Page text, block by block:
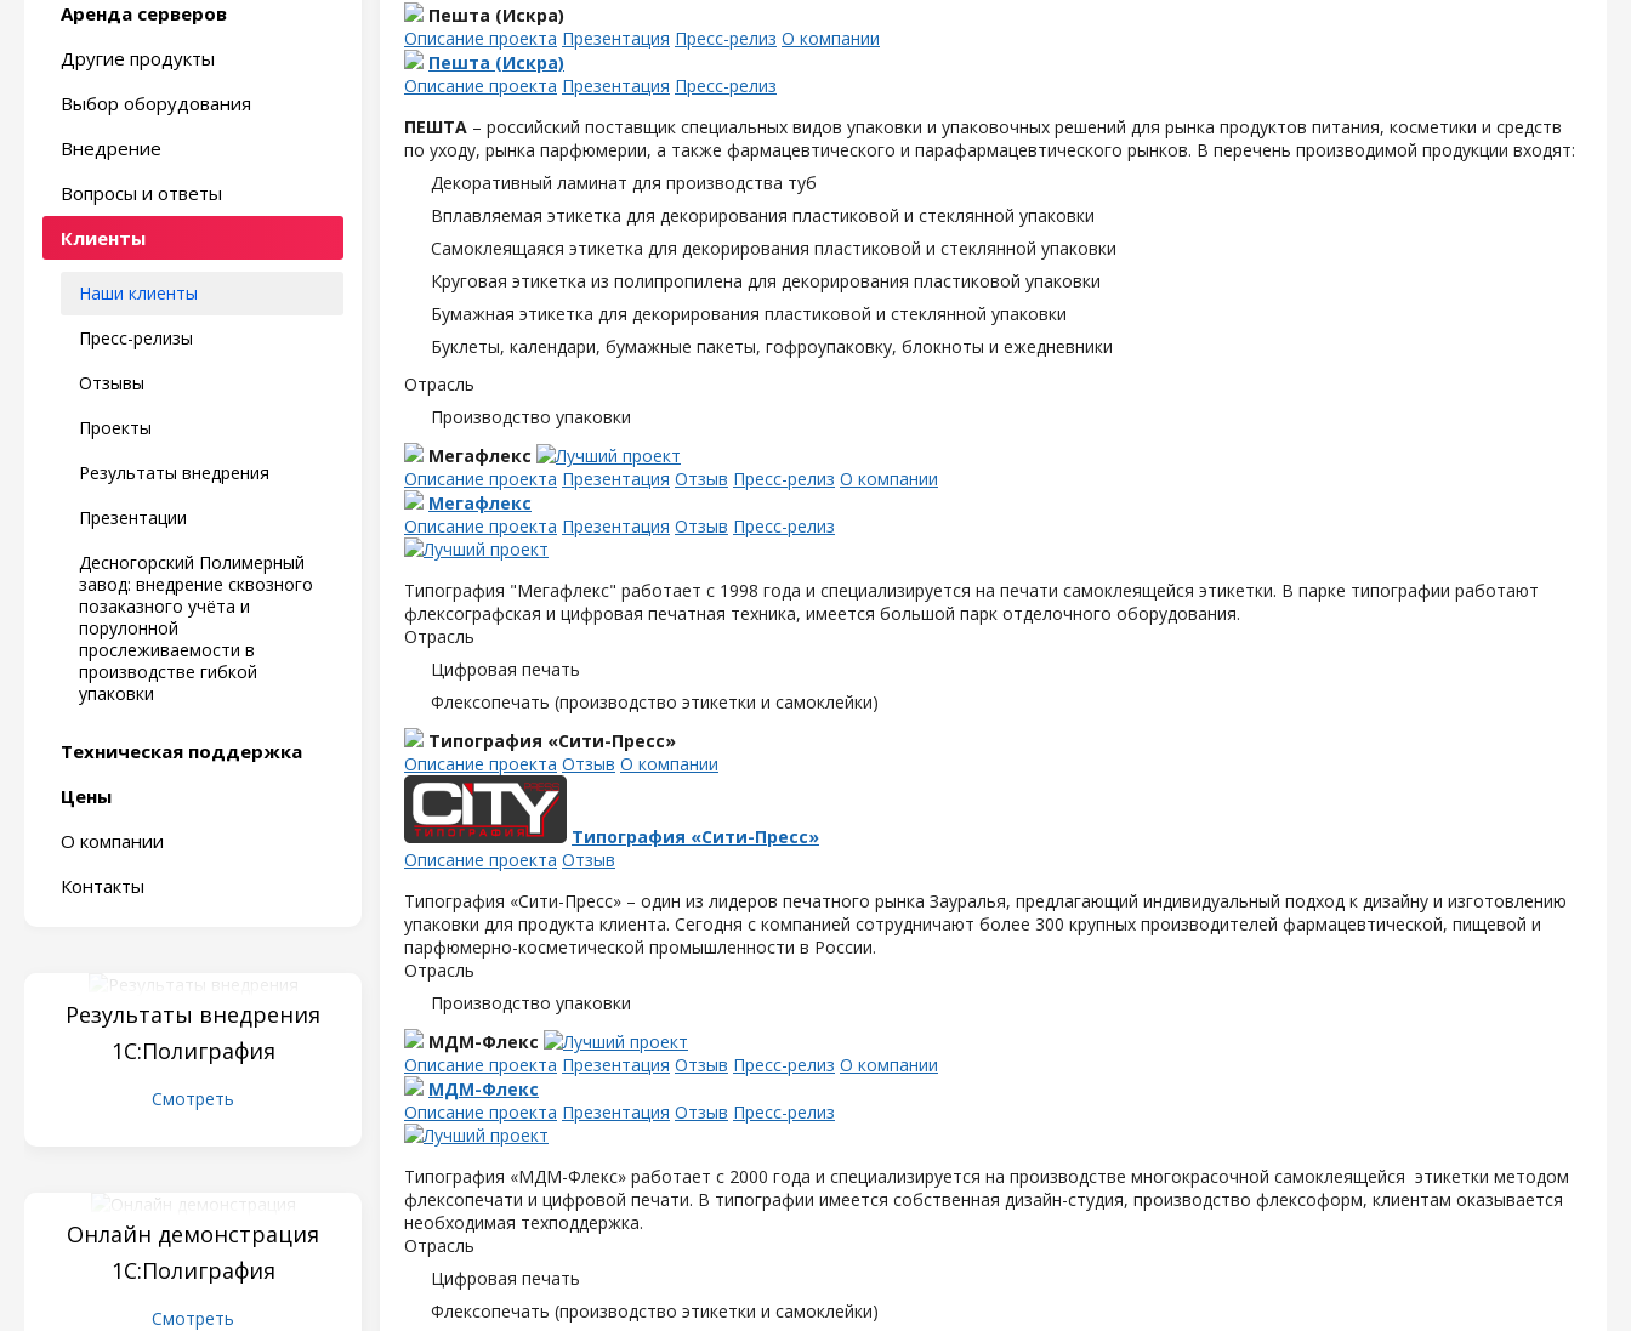
Аренда серверов
Другие продукты
Выбор оборудования
Внедрение
Вопросы и ответы
Клиенты
Наши клиенты
Пресс-релизы
Отзывы
Проекты
Результаты внедрения
Презентации
Десногорский Полимерный
завод: внедрение сквозного
позаказного учёта и
порулонной
прослеживаемости в
производстве гибкой
упаковки
Техническая поддержка
Цены
О компании
Контакты
Результаты внедрения
1С:Полиграфия
Смотреть
Онлайн демонстрация
1С:Полиграфия
Смотреть
Пешта (Искра)
Описание проекта Презентация Пресс-релиз О компании
Пешта (Искра)
Описание проекта Презентация Пресс-релиз
ПЕШТА – российский поставщик специальных видов упаковки и упаковочных решений для рынка продуктов питания, косметики и средств
по уходу, рынка парфюмерии, а также фармацевтического и парафармацевтического рынков. В перечень производимой продукции входят:
Декоративный ламинат для производства туб
Вплавляемая этикетка для декорирования пластиковой и стеклянной упаковки
Самоклеящаяся этикетка для декорирования пластиковой и стеклянной упаковки
Круговая этикетка из полипропилена для декорирования пластиковой упаковки
Бумажная этикетка для декорирования пластиковой и стеклянной упаковки
Буклеты, календари, бумажные пакеты, гофроупаковку, блокноты и ежедневники
Отрасль
Производство упаковки
Мегафлекс
Описание проекта Презентация Отзыв Пресс-релиз О компании
Мегафлекс
Описание проекта Презентация Отзыв Пресс-релиз
Типография "Мегафлекс" работает с 1998 года и специализируется на печати самоклеящейся этикетки. В парке типографии работают
флексографская и цифровая печатная техника, имеется большой парк отделочного оборудования.
Отрасль
Цифровая печать
Флексопечать (производство этикетки и самоклейки)
Типография «Сити-Пресс»
Описание проекта Отзыв О компании
Типография «Сити-Пресс»
Описание проекта Отзыв
Типография «Сити-Пресс» – один из лидеров печатного рынка Зауралья, предлагающий индивидуальный подход к дизайну и изготовлению
упаковки для продукта клиента. Сегодня с компанией сотрудничают более 300 крупных производителей фармацевтической, пищевой и
парфюмерно-косметической промышленности в России.
Отрасль
Производство упаковки
МДМ-Флекс
Описание проекта Презентация Отзыв Пресс-релиз О компании
МДМ-Флекс
Описание проекта Презентация Отзыв Пресс-релиз
Типография «МДМ-Флекс» работает с 2000 года и специализируется на производстве многокрасочной самоклеящейся этикетки методом
флексопечати и цифровой печати. В типографии имеется собственная дизайн-студия, производство флексоформ, клиентам оказывается
необходимая техподдержка.
Отрасль
Цифровая печать
Флексопечать (производство этикетки и самоклейки)